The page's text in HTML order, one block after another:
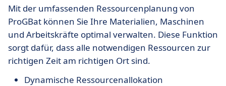
Mit der umfassenden Ressourcenplanung von
ProGBat können Sie Ihre Materialien, Maschinen
und Arbeitskräfte optimal verwalten. Diese Funktion
sorgt dafür, dass alle notwendigen Ressourcen zur
richtigen Zeit am richtigen Ort sind.
Dynamische Ressourcenallokation